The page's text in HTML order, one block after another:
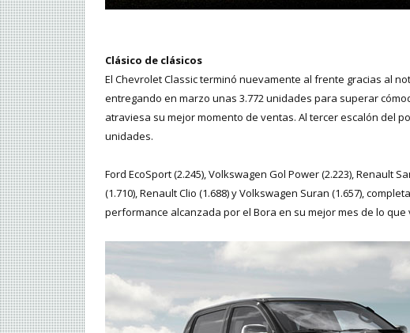
Clásico de clásicos
El Chevrolet Classic terminó nuevamente al frente gracias al
entregando en marzo unas 3.772 unidades para superar
atraviesa su mejor momento de ventas. Al tercer escalón del
unidades.
Ford EcoSport (2.245), Volkswagen Gol Power (2.223), Renault
(1.710), Renault Clio (1.688) y Volkswagen Suran (1.657),
performance alcanzada por el Bora en su mejor mes de lo que